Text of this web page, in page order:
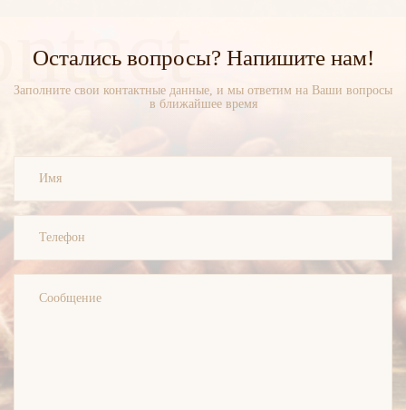
Остались вопросы? Напишите нам!
Заполните свои контактные данные, и мы ответим на Ваши вопросы
в ближайшее время